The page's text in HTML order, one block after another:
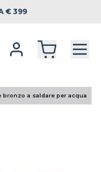
€ 399
bronzo a saldare per acqua